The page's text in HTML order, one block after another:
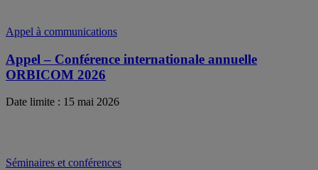
Appel à communications
Appel – Conférence internationale annuelle
ORBICOM 2026
Date limite : 15 mai 2026
Séminaires et conférences